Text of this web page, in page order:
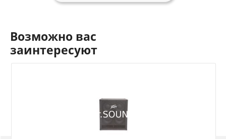
Возможно вас
заинтересуют